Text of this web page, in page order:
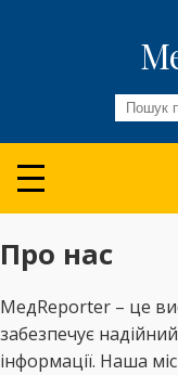
Всі новини
Огляди та
Медспільнота
Колонки
Відео
Про нас
МедReporter – це
забезпечує
інформації. Наша